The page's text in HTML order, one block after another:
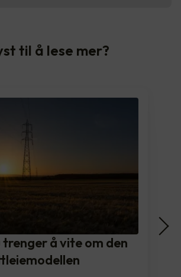
til å lese mer?
trenger å vite om den